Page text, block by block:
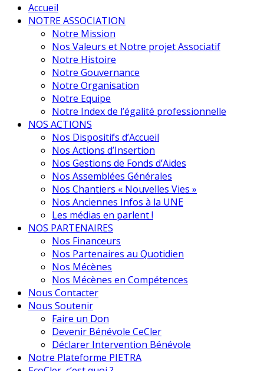
Accueil
NOTRE ASSOCIATION
Notre Mission
Nos Valeurs et Notre projet Associatif
Notre Histoire
Notre Gouvernance
Notre Organisation
Notre Equipe
Notre Index de l’égalité professionnelle
NOS ACTIONS
Nos Dispositifs d’Accueil
Nos Actions d’Insertion
Nos Gestions de Fonds d’Aides
Nos Assemblées Générales
Nos Chantiers « Nouvelles Vies »
Nos Anciennes Infos à la UNE
Les médias en parlent !
NOS PARTENAIRES
Nos Financeurs
Nos Partenaires au Quotidien
Nos Mécènes
Nos Mécènes en Compétences
Nous Contacter
Nous Soutenir
Faire un Don
Devenir Bénévole CeCler
Déclarer Intervention Bénévole
Notre Plateforme PIETRA